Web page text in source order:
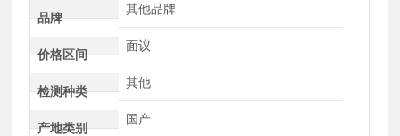
品牌
其他品牌
价格区间
面议
检测种类
其他
产地类别
国产